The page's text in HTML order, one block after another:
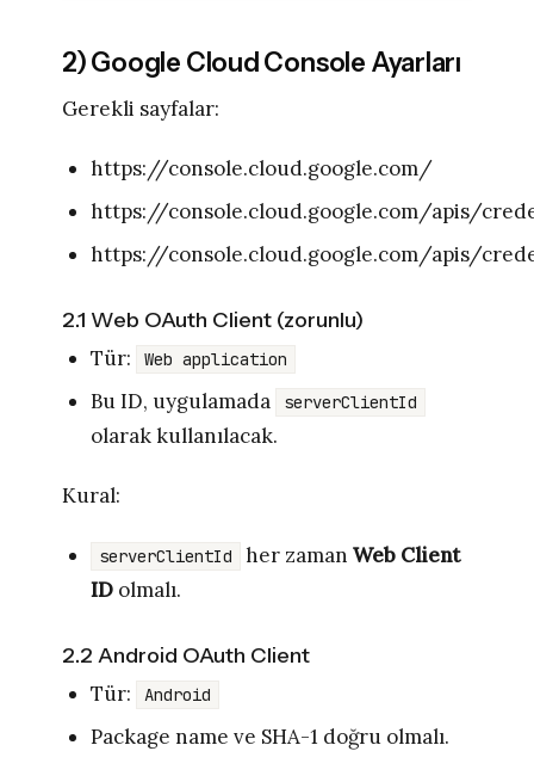
2) Google Cloud Console Ayarları
Gerekli sayfalar:
https://console.cloud.google.com/
https://console.cloud.google.com/apis/
https://console.cloud.google.com/apis/
2.1 Web OAuth Client (zorunlu)
Tür:
Web application
Bu ID, uygulamada serverClientId
olarak kullanılacak.
Kural:
serverClientId her zaman Web Client
IDolmalı.
2.2 Android OAuth Client
Tür:
Android
Package name ve SHA-1 doğru olmalı.